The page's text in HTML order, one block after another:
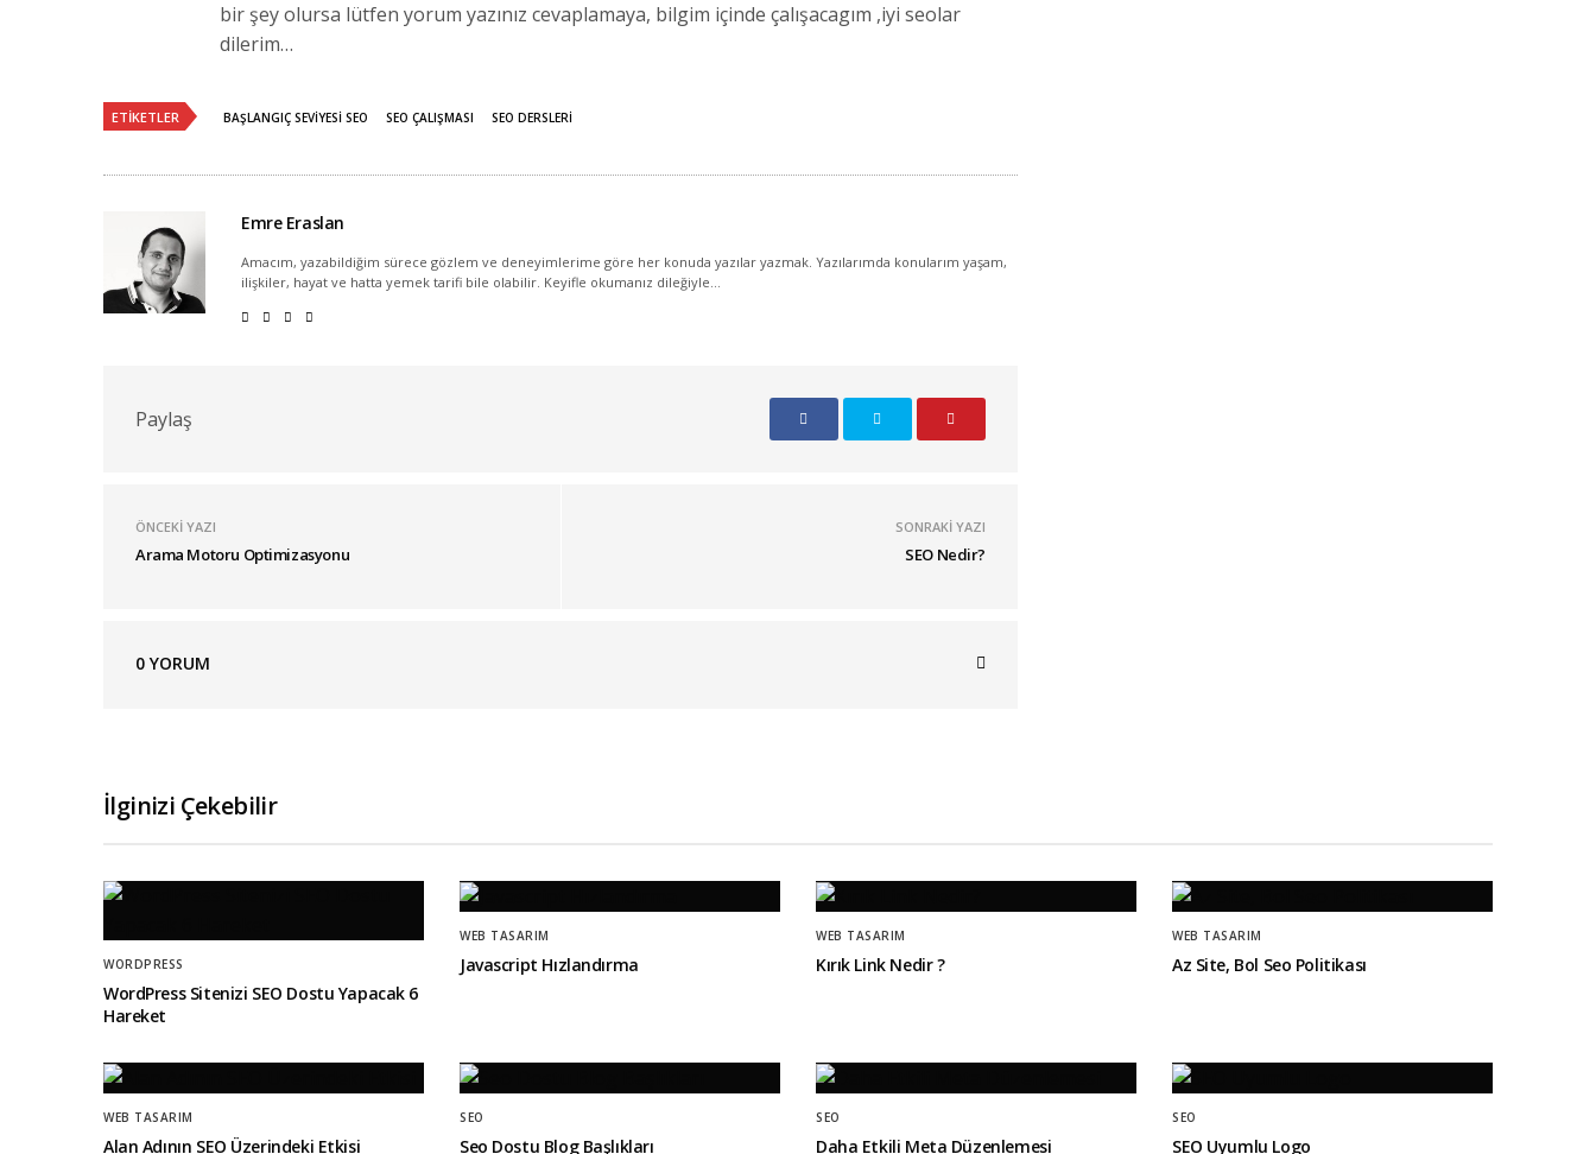
bir şey olursa lütfen yorum yazınız cevaplamaya, bilgim içinde çalışacagım ,iyi seolar
dilerim…
ETIKETLER BAŞLANGIÇ SEVIYESI SEO SEO ÇALIŞMASI SEO DERSLERI
Emre Eraslan
Amacım, yazabildiğim sürece gözlem ve deneyimlerime göre her konuda yazılar yazmak. Yazılarımda konularım yaşam,
ilişkiler, hayat ve hatta yemek tarifi bile olabilir. Keyifle okumanız dileğiyle...
Paylaş
ÖNCEKI YAZI
Arama Motoru Optimizasyonu
SONRAKI YAZI
SEO Nedir?
0YORUM
İlginizi Çekebilir
WORDPRESS
WordPress Sitenizi SEO Dostu Yapacak 6
Hareket
WEB TASARIM
Javascript Hızlandırma
WEB TASARIM
Kırık Link Nedir ?
WEB TASARIM
Az Site, Bol Seo Politikası
WEB TASARIM
Alan Adının SEO Üzerindeki Etkisi
SEO
Seo Dostu Blog Başlıkları
SEO
Daha Etkili Meta Düzenlemesi
SEO
SEO Uyumlu Logo